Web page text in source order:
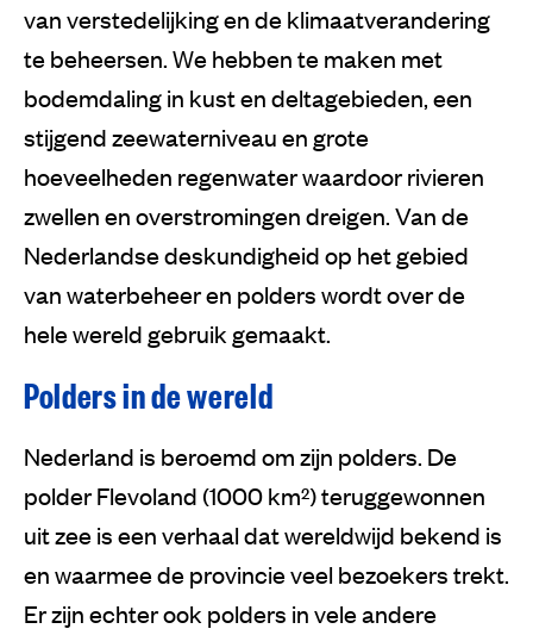
van verstedelijking en de klimaatverandering
te beheersen. We hebben te maken met
bodemdaling in kust en deltagebieden, een
stijgend zeewaterniveau en grote
hoeveelheden regenwater waardoor rivieren
zwellen en overstromingen dreigen. Van de
Nederlandse deskundigheid op het gebied
van waterbeheer en polders wordt over de
hele wereld gebruik gemaakt.
Polders in de wereld
Nederland is beroemd om zijn polders. De
polder Flevoland (1000 km²) teruggewonnen
uit zee is een verhaal dat wereldwijd bekend is
en waarmee de provincie veel bezoekers trekt.
Er zijn echter ook polders in vele andere